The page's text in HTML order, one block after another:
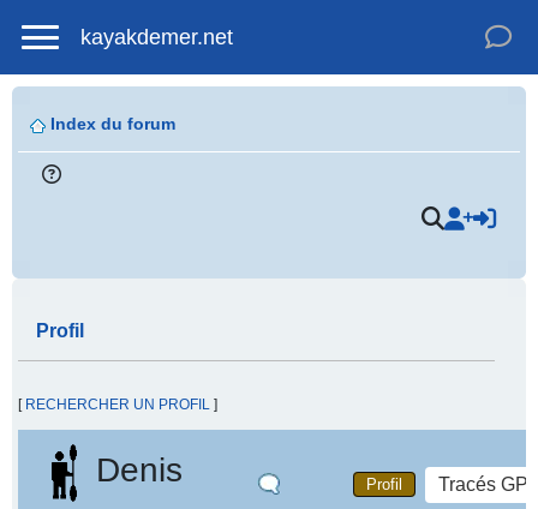
kayakdemer.net
Index du forum
Profil
[ RECHERCHER UN PROFIL ]
Denis Profil Tracés